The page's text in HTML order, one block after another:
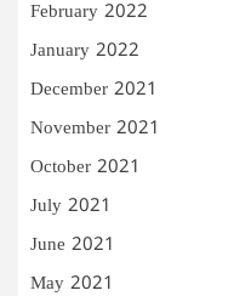
February 2022
January 2022
December 2021
November 2021
October 2021
July 2021
June 2021
May 2021